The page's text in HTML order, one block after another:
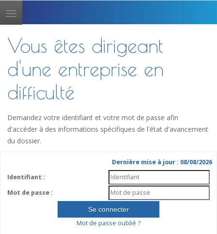
Toggle
navigation
Vous êtes dirigeant
d'une entreprise en
difficulté
Demandez votre identifiant et votre mot de passe afin
d'accéder à des informations spécifiques de l'état d'avancement
du dossier.
Dernière mise à jour : 08/08/2026
Identifiant :
Mot de passe :
Mot de passe oublié ?